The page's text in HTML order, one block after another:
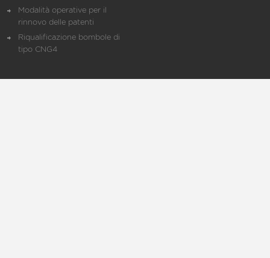
Modalità operative per il
rinnovo delle patenti
Riqualificazione bombole di
tipo CNG4